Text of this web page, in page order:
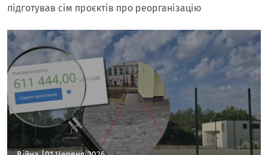
підготував сім проєктів про реорганізацію